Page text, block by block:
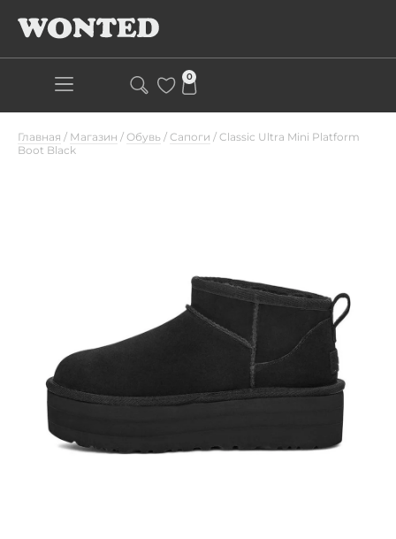
0
Главная / Магазин / Обувь / Сапоги / Classic Ultra Mini Platform
Boot Black